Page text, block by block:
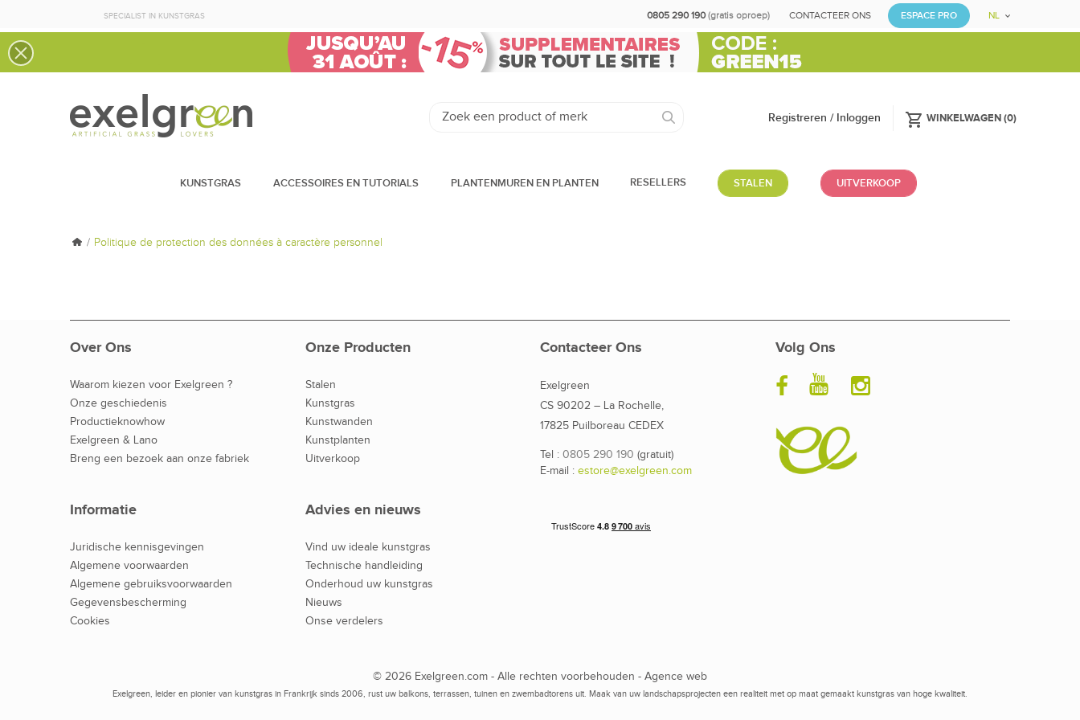
SPECIALIST IN KUNSTGRAS ESPACE PRO
CONTACTEER ONS
0805 290 190(gratis oproep) NL
shopping_cart WINKELWAGEN(0)
Registreren / Inloggen
KUNSTGRAS ACCESSOIRES EN TUTORIALS PLANTENMUREN EN PLANTEN RESELLERS STALEN UITVERKOOP
Politique de protection des données à caractère personnel
Over Ons
Waarom kiezen voor Exelgreen ?
Onze geschiedenis
Productieknowhow
Exelgreen & Lano
Breng een bezoek aan onze fabriek
Onze Producten
Stalen
Kunstgras
Kunstwanden
Kunstplanten
Uitverkoop
Contacteer Ons
Exelgreen
CS 90202 – La Rochelle,
17825 Puilboreau CEDEX
Tel : 0805 290 190 (gratuit)
E-mail : estore@exelgreen.com
Volg Ons
Informatie
Juridische kennisgevingen
Algemene voorwaarden
Algemene gebruiksvoorwaarden
Gegevensbescherming
Cookies
Advies en nieuws
Vind uw ideale kunstgras
Technische handleiding
Onderhoud uw kunstgras
Nieuws
Onse verdelers
© 2026 Exelgreen.com - Alle rechten voorbehouden - Agence web
Exelgreen, leider en pionier van kunstgras in Frankrijk sinds 2006, rust uw balkons, terrassen, tuinen en zwembadtorens uit. Maak van uw landschapsprojecten een realiteit met op maat gemaakt kunstgras van hoge kwaliteit.